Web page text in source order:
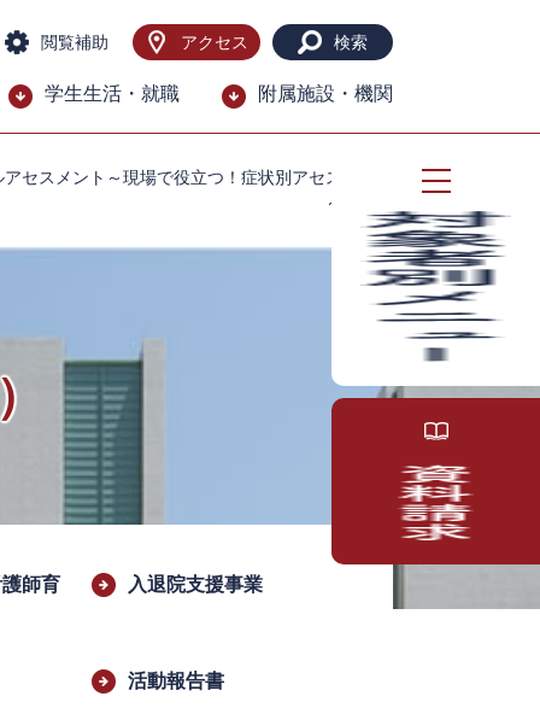
閲覧補助 アクセス 検索
学生生活・就職 附属施設・機関
セスメント～現場で役立つ！症状別アセスメント
～」報告
師育 入退院支援事業
活動報告書